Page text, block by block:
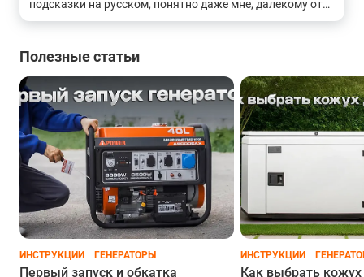
подсказки на русском, понятно даже мне, далекому от
техники. Настроил время прогрева и охлаждения за 5
Полезные статьи
ИНСТРУКЦИИ ГЕНЕРАТОРЫ
Первый запуск и обкатка
ИНСТРУКЦИИ
Как выбрать